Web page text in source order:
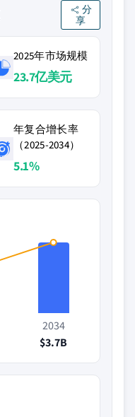
分
享
2025年市场规模
23.7亿美元
年复合增长率
（2025-2034）
5.1%
2034
$3.7B